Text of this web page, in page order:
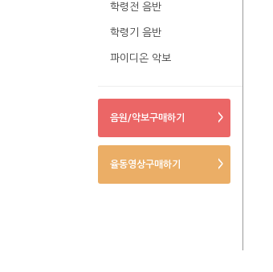
학령전 음반
학령기 음반
파이디온 악보
음원/악보구매하기 >
율동영상구매하기 >